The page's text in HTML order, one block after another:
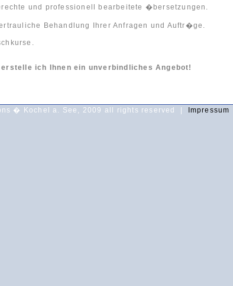
und professionell bearbeitete �bersetzungen.
Behandlung Ihrer Anfragen und Auftr�ge.
erstelle ich Ihnen ein unverbindliches Angebot!
� Kochel a. See, 2009 all rights reserved | Impressum